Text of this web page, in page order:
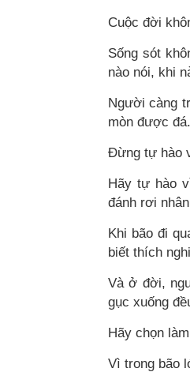
Cuộc đời
Sống sót
nào nói, khi
Người càng
mòn được
Đừng tự hào
Hãy tự hào
đánh rơi
Khi bão đi
biết thích
Và ở đời,
gục xuống
Hãy chọn
Vì trong bão